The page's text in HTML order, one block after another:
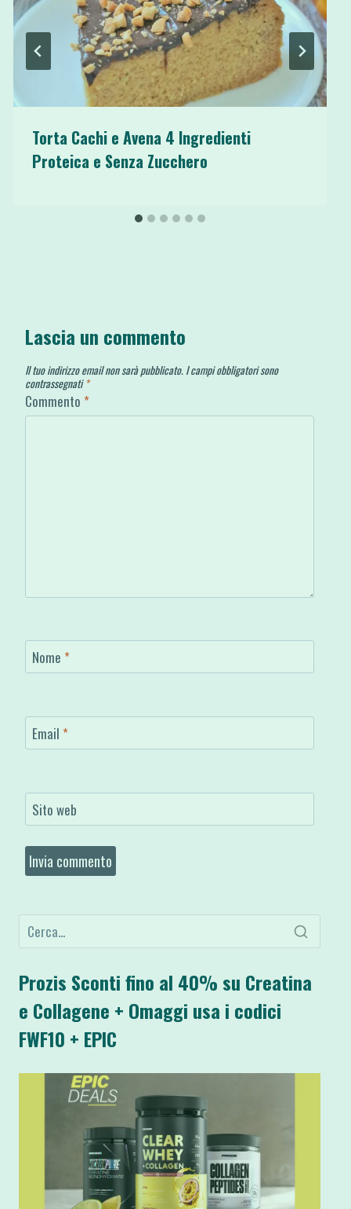
Torta Cachi e Avena 4 Ingredienti
Proteica e Senza Zucchero
Lascia un commento
Il tuo indirizzo email non sarà pubblicato. I campi obbligatori sono
contrassegnati *
Commento *
Nome *
Email *
Sito web
Prozis Sconti fino al 40% su Creatina
e Collagene + Omaggi usa i codici
FWF10 + EPIC